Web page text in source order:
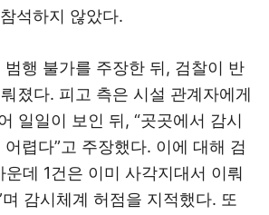
석하지 않았다.
행 불가를 주장한 뒤, 검찰이 반
졌다. 피고 측은 시설 관계자에게
일일이 보인 뒤, “곳곳에서 감시
렵다”고 주장했다. 이에 대해 검
운데 1건은 이미 사각지대서 이뤄
감시체계 허점을 지적했다. 또